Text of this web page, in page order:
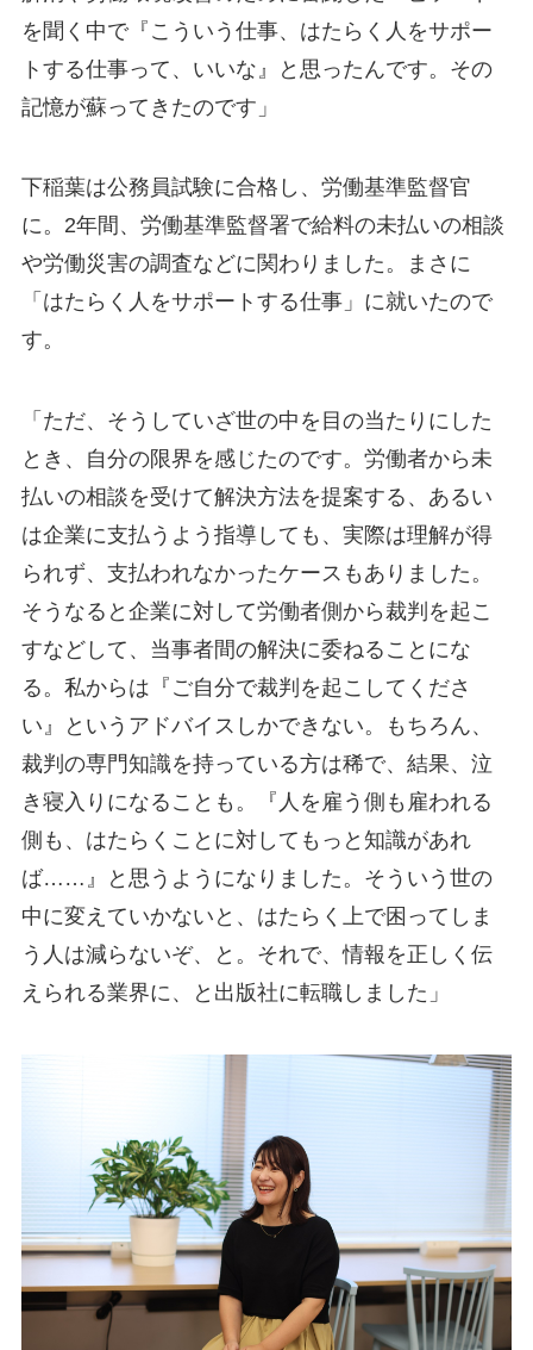
を聞く中で『こういう仕事、はたらく人をサポー
トする仕事って、いいな』と思ったんです。その
記憶が蘇ってきたのです」
下稲葉は公務員試験に合格し、労働基準監督官
に。2年間、労働基準監督署で給料の未払いの相談
や労働災害の調査などに関わりました。まさに
「はたらく人をサポートする仕事」に就いたので
す。
「ただ、そうしていざ世の中を目の当たりにした
とき、自分の限界を感じたのです。労働者から未
払いの相談を受けて解決方法を提案する、あるい
は企業に支払うよう指導しても、実際は理解が得
られず、支払われなかったケースもありました。
そうなると企業に対して労働者側から裁判を起こ
すなどして、当事者間の解決に委ねることにな
る。私からは『ご自分で裁判を起こしてくださ
い』というアドバイスしかできない。もちろん、
裁判の専門知識を持っている方は稀で、結果、泣
き寝入りになることも。『人を雇う側も雇われる
側も、はたらくことに対してもっと知識があれ
ば……』と思うようになりました。そういう世の
中に変えていかないと、はたらく上で困ってしま
う人は減らないぞ、と。それで、情報を正しく伝
えられる業界に、と出版社に転職しました」